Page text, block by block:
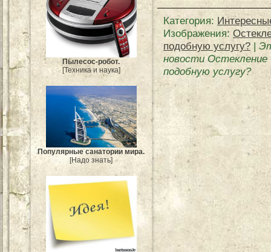
Пылесос-робот.
[Техника и наука]
Популярные санатории мира.
[Надо знать]
Категория:
Изображения:
подобную услугу? |
новости Остекление
подобную услугу?